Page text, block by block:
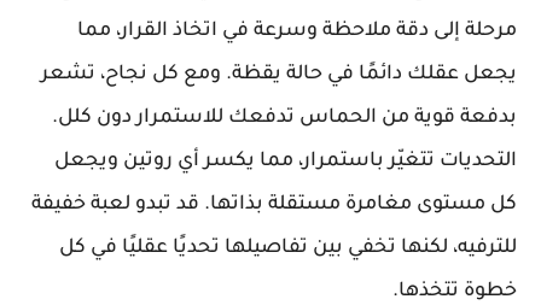
مرحلة إلى دقة ملاحظة وسرعة في اتخاذ القرار، مما
يجعل عقلك دائمًا في حالة يقظة. ومع كل نجاح، تشعر
بدفعة قوية من الحماس تدفعك للاستمرار دون كلل.
التحديات تتغيّر باستمرار، مما يكسر أي روتين ويجعل
كل مستوى مغامرة مستقلة بذاتها. قد تبدو لعبة خفيفة
للترفيه، لكنها تخفي بين تفاصيلها تحديًا عقليًا في كل
خطوة تتخذها.